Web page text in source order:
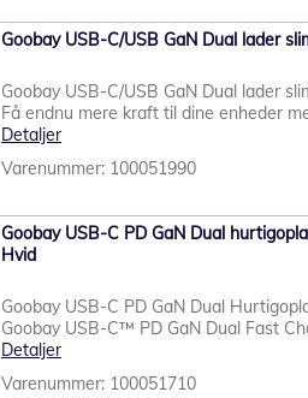
Goobay USB-C/USB GaN Dual lader
Goobay USB-C/USB GaN Dual lader
Få endnu mere kraft til dine enheder
Detaljer
Varenummer: 100051990
Goobay USB-C PD GaN Dual
Hvid
Goobay USB-C PD GaN Dual
Goobay USB-C™ PD GaN Dual Fast
Detaljer
Varenummer: 100051710